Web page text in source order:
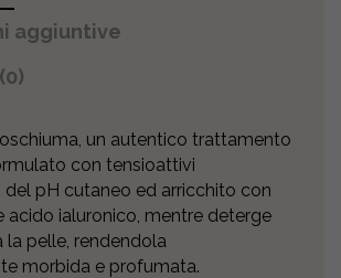
aggiuntive
un autentico trattamento
con tensioattivi
del pH cutaneo ed arricchito con
acido ialuronico, mentre deterge
la pelle, rendendola
morbida e profumata.